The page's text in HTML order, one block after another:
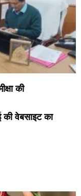
की
की वेबसाइट का